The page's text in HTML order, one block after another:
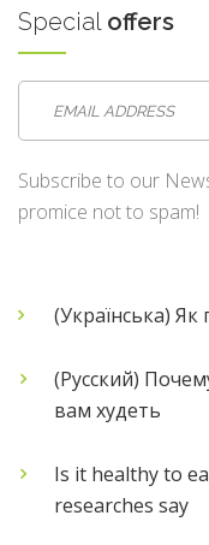
Special offers
Subscribe to our
promice not to spam!
(Українська) Як
(Русский)
вам худеть
Is it healthy to
researches say